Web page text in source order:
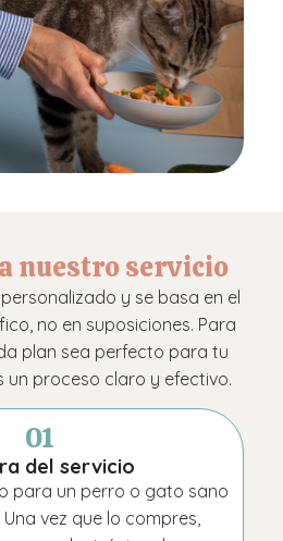
nuestro servicio
y se basa en el
no en suposiciones. Para
plan sea perfecto para tu
un proceso claro y efectivo.
01
del servicio
para un perro o gato sano
vez que lo compres,